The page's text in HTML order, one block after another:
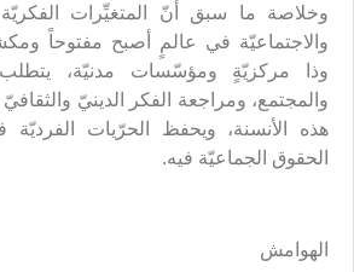
وخلاصة ما سبق أنّ المتغيِّرات الفكريّة
والاجتماعيّة في عالمٍ أصبح مفتوحاً
وذا مركزيّةٍ ومؤسّسات مدنيّة، يتطلب
والمجتمع، ومراجعة الفكر الدينيّ
هذه الأنسنة، ويحفظ الحرّيات
الحقوق الجماعيّة فيه.
الهوامش